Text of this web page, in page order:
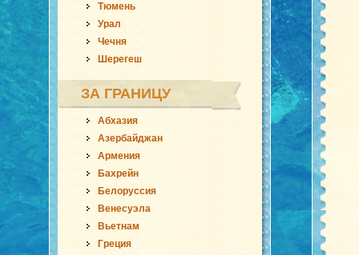
Тюмень
Урал
Чечня
Шерегеш
ЗА ГРАНИЦУ
Абхазия
Азербайджан
Армения
Бахрейн
Белоруссия
Венесуэла
Вьетнам
Греция